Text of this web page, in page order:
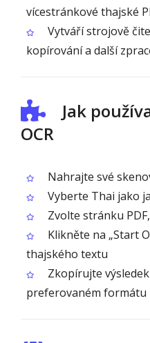
vícestránkové thajské
Vytváří strojově
kopírování a další
Jak
OCR
Nahrajte své
Vyberte Thai jako
Zvolte stránku
Klikněte na „Start
thajského textu
Zkopírujte
preferovaném formátu